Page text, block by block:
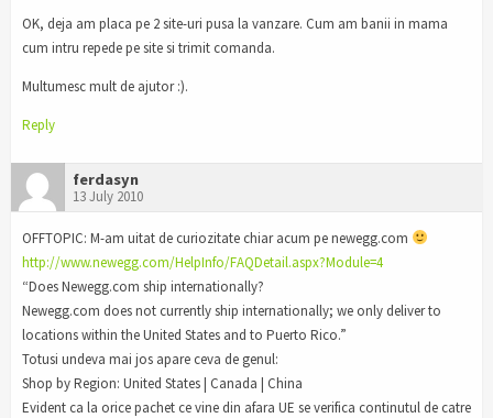
OK, deja am placa pe 2 site-uri pusa la vanzare. Cum am banii in mama
cum intru repede pe site si trimit comanda.
Multumesc mult de ajutor :).
Reply
ferdasyn
13 July 2010
OFFTOPIC: M-am uitat de curiozitate chiar acum pe newegg.com
http://www.newegg.com/HelpInfo/FAQDetail.aspx?Module=4
“Does Newegg.com ship internationally?
Newegg.com does not currently ship internationally; we only deliver to
locations within the United States and to Puerto Rico.”
Totusi undeva mai jos apare ceva de genul:
Shop by Region: United States | Canada | China
Evident ca la orice pachet ce vine din afara UE se verifica continutul de catre